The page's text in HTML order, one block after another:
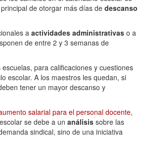
de otorgar más días dedescanso
aactividades administrativas o a
de entre 2 y 3 semanas de
para calificaciones y cuestiones
escolar. A los maestros les quedan, si
tener un mayor descanso y
salarial para el personal docente,
se debe a un análisis sobre las
sindical, sino de una iniciativa